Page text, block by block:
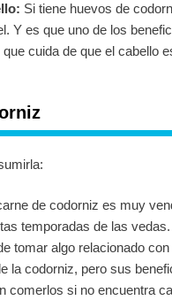
Si tiene huevos de
Y es que uno de los
cuida de que el cabello
de codorniz es muy
temporadas de las vedas.
tomar algo relacionado
la codorniz, pero sus
comerlos si no encuentra